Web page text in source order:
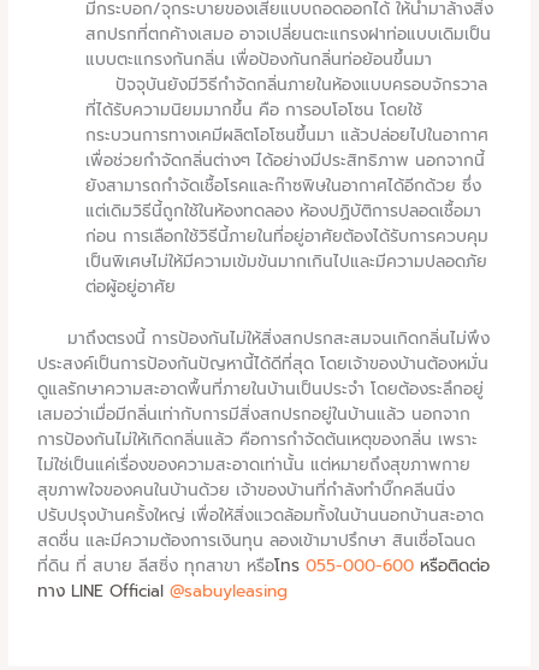
มีกระบอก/จุกระบายของเสียแบบถอดออกได้ ให้นำมาล้างสิ่ง
สกปรกที่ตกค้างเสมอ อาจเปลี่ยนตะแกรงฝาท่อแบบเดิมเป็น
แบบตะแกรงกันกลิ่น เพื่อป้องกันกลิ่นท่อย้อนขึ้นมา
ปัจจุบันยังมีวิธีกำจัดกลิ่นภายในห้องแบบครอบจักรวาล
ที่ได้รับความนิยมมากขึ้น คือ การอบโอโซน โดยใช้
กระบวนการทางเคมีผลิตโอโซนขึ้นมา แล้วปล่อยไปในอากาศ
เพื่อช่วยกำจัดกลิ่นต่างๆ ได้อย่างมีประสิทธิภาพ นอกจากนี้
ยังสามารถกำจัดเชื้อโรคและก๊าซพิษในอากาศได้อีกด้วย ซึ่ง
แต่เดิมวิธีนี้ถูกใช้ในห้องทดลอง ห้องปฏิบัติการปลอดเชื้อมา
ก่อน การเลือกใช้วิธีนี้ภายในที่อยู่อาศัยต้องได้รับการควบคุม
เป็นพิเศษไม่ให้มีความเข้มข้นมากเกินไปและมีความปลอดภัย
ต่อผู้อยู่อาศัย
มาถึงตรงนี้ การป้องกันไม่ให้สิ่งสกปรกสะสมจนเกิดกลิ่นไม่พึง
ประสงค์เป็นการป้องกันปัญหานี้ได้ดีที่สุด โดยเจ้าของบ้านต้องหมั่น
ดูแลรักษาความสะอาดพื้นที่ภายในบ้านเป็นประจำ โดยต้องระลึกอยู่
เสมอว่าเมื่อมีกลิ่นเท่ากับการมีสิ่งสกปรกอยู่ในบ้านแล้ว นอกจาก
การป้องกันไม่ให้เกิดกลิ่นแล้ว คือการกำจัดต้นเหตุของกลิ่น เพราะ
ไม่ใช่เป็นแค่เรื่องของความสะอาดเท่านั้น แต่หมายถึงสุขภาพกาย
สุขภาพใจของคนในบ้านด้วย เจ้าของบ้านที่กำลังทำบิ๊กคลีนนิ่ง
ปรับปรุงบ้านครั้งใหญ่ เพื่อให้สิ่งแวดล้อมทั้งในบ้านนอกบ้านสะอาด
สดชื่น และมีความต้องการเงินทุน ลองเข้ามาปรึกษา สินเชื่อโฉนด
ที่ดิน ที่ สบาย ลีสซิ่ง ทุกสาขา หรือโทร 055-000-600 หรือติดต่อ
ทาง LINE Official @sabuyleasing